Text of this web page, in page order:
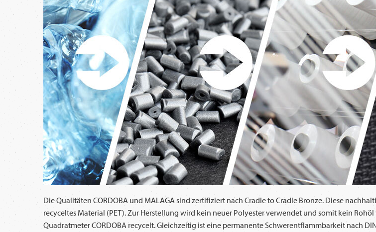
Die Qualitäten CORDOBA und MALAGA sind zertifiziert nach Cradle to Cradle Bronze. Diese
recyceltes Material (PET). Zur Herstellung wird kein neuer Polyester verwendet und somit kein
Quadratmeter CORDOBA recycelt. Gleichzeitig ist eine permanente Schwerentflammbarkeit nach